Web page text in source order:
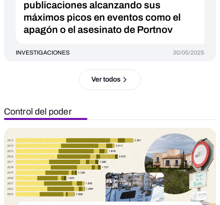
publicaciones alcanzando sus
máximos picos en eventos como el
apagón o el asesinato de Portnov
INVESTIGACIONES 30/05/2025
Ver todos
Control del poder